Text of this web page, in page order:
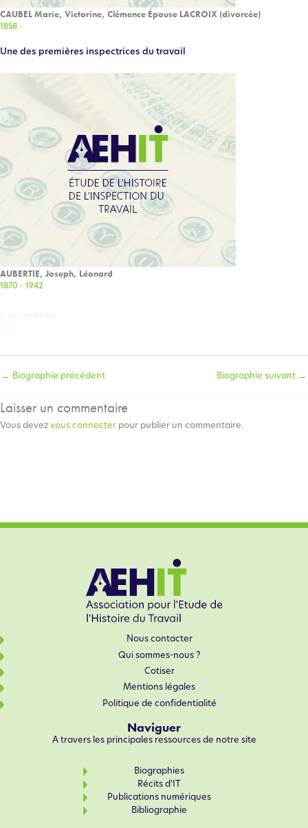
CAUBEL Marie, Victorine, Clémence Épouse LACROIX (divorcée)
1858 -
Une des premières inspectrices du travail
AUBERTIE, Joseph, Léonard
1870 - 1942
← Biographie précédent Biographie suivant →
Laisser un commentaire
Vous devez vous connecter pour publier un commentaire.
Nous contacter
Qui sommes-nous ?
Cotiser
Mentions légales
Politique de confidentialité
Naviguer
A travers les principales ressources de notre site
Biographies
Récits d’IT
Publications numériques
Bibliographie